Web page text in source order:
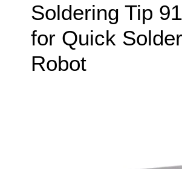
Soldering Tip
for Quick
Robot